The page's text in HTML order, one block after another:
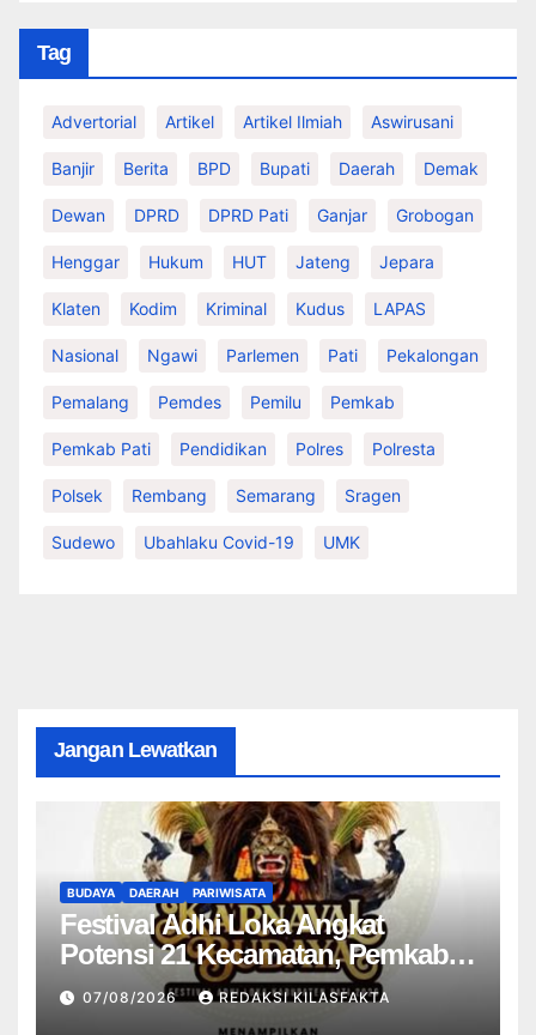
Tag
Advertorial Artikel Artikel Ilmiah Aswirusani
Banjir Berita BPD Bupati Daerah Demak
Dewan DPRD DPRD Pati Ganjar Grobogan
Henggar Hukum HUT Jateng Jepara
Klaten Kodim Kriminal Kudus LAPAS
Nasional Ngawi Parlemen Pati Pekalongan
Pemalang Pemdes Pemilu Pemkab
Pemkab Pati Pendidikan Polres Polresta
Polsek Rembang Semarang Sragen
Sudewo Ubahlaku Covid-19 UMK
Jangan Lewatkan
BUDAYA DAERAH PARIWISATA
Festival Adhi Loka Angkat
Potensi 21 Kecamatan, Pemkab
Pati Promosikan Budaya dan
Produk Lokal
07/08/2026 REDAKSI KILASFAKTA